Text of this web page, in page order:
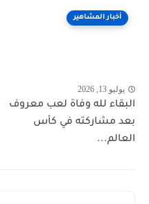
أخبار المشاهير
يوليو 13, 2026
البقاء لله وفاة لعب معروف
بعد مشاركته في كأس
العالم...